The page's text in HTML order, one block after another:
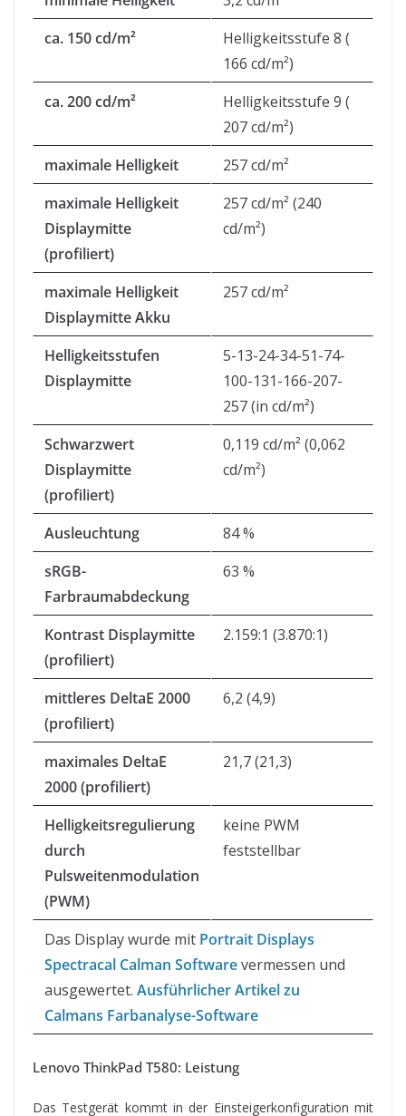
ca. 150 cd/m²
Helligkeitsstufe 8 (
166 cd/m²)
ca. 200 cd/m²
Helligkeitsstufe 9 (
207 cd/m²)
maximale Helligkeit
257 cd/m²
maximale Helligkeit
Displaymitte
(profiliert)
257 cd/m² (240
cd/m²)
maximale Helligkeit
Displaymitte Akku
257 cd/m²
Helligkeitsstufen
Displaymitte
5-13-24-34-51-74-
100-131-166-207-
257 (in cd/m²)
Schwarzwert
Displaymitte
(profiliert)
0,119 cd/m² (0,062
cd/m²)
Ausleuchtung
84 %
sRGB-
Farbraumabdeckung
63 %
Kontrast Displaymitte
(profiliert)
2.159:1 (3.870:1)
mittleres DeltaE 2000
(profiliert)
6,2 (4,9)
maximales DeltaE
2000 (profiliert)
21,7 (21,3)
Helligkeitsregulierung
durch
Pulsweitenmodulation
(PWM)
keine PWM
feststellbar
Das Display wurde mit Portrait Displays
Spectracal Calman Softwarevermessen und
ausgewertet. Ausführlicher Artikel zu
Calmans Farbanalyse-Software
Lenovo ThinkPad T580: Leistung
Das Testgerät kommt in der Einsteigerkonfiguration mit